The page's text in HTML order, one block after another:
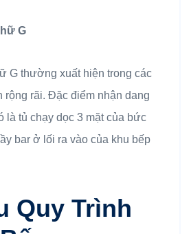
G
G thường xuất hiện trong các
rộng rãi. Đặc điểm nhận dang
là tủ chạy dọc 3 mặt của bức
bar ở lối ra vào của khu bếp
Quy Trình